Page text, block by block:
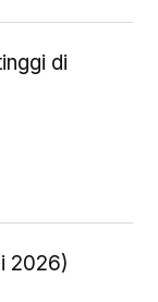
di
2026)